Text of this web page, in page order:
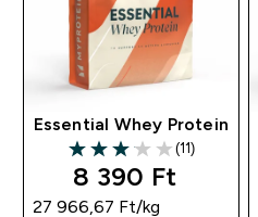
Essential Whey Protein
3.09 out of 5 stars
(11)
8 390 Ft‎
27 966,67 Ft‎/kg